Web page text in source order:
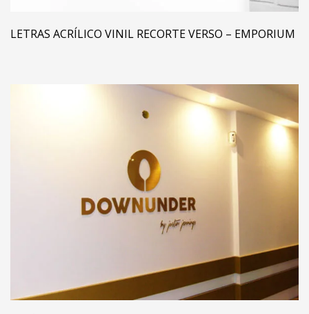
LETRAS ACRÍLICO VINIL RECORTE VERSO – EMPORIUM